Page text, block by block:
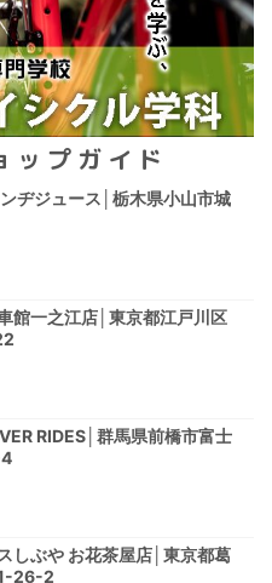
ップガイド
ヂジュース│栃木県小山市城
館一之江店│東京都江戸川区
RIDES│群馬県前橋市富士
しぶや お花茶屋店│東京都葛
26-2